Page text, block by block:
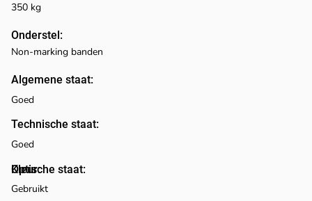
Onderstel:
Algemene staat:
Technische staat:
Optische staat:
Kleur:
350 kg
Non-marking banden
Goed
Goed
Gebruikt